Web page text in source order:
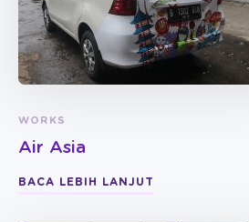
WORKS
Air Asia
BACA LEBIH LANJUT